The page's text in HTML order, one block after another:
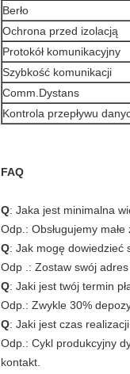
Berło
Ochrona przed izolacją
Protokół komunikacyjny
Szybkość komunikacji
Comm.Dystans
Kontrola przepływu
FAQ
Q: Jaka jest minimalna
Odp.: Obsługujemy
Q: Jak mogę dowiedzieć
Odp .: Zostaw swój
Q: Jaki jest twój termin
Odp.: Zwykle 30%
Q: Jaki jest czas
Odp.: Cykl produkcyjny
kontakt.